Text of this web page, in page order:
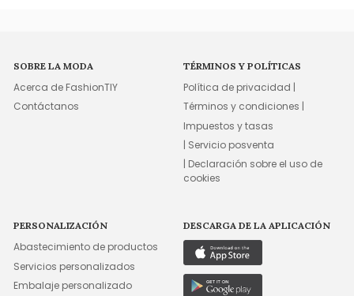
SOBRE LA MODA
Acerca de FashionTIY
Contáctanos
TÉRMINOS Y POLÍTICAS
Política de privacidad |
Términos y condiciones |
Impuestos y tasas
| Servicio posventa
| Declaración sobre el uso de
cookies
PERSONALIZACIÓN
Abastecimiento de productos
Servicios personalizados
Embalaje personalizado
DESCARGA DE LA APLICACIÓN